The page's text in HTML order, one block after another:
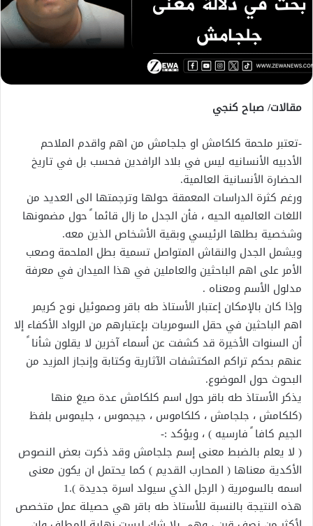
مقالات/ صباح كنجي
-تعتبر ملحمة كلكامش او جلجامش من اهم واقدم الملاحم
الأدبيه الأنسانيه ليس في بلاد الرافدين فحسب بل في تاريخ
الحضارة الأنسانية العالمية.
ورغم كثرة الدراسات المعمقة حولها وترجمتها الى العديد من
اللغات العالميه الحيه ، فأن الجدل ما زال قائما ً حول مضمونها
وشخصية بطلها الرئيسي وبقية الأشخاص الذين معه.
ويشمل الجدل والنقاش المتواصل تسمية بطل الملحمة وصعب
الأمر على اهم الباحثين والعاملين في هذا الميدان في معرفة
مدلول الأسم ومعناه .
وإذا كان بالإمكان إعتبار الأستاذ طه باقر وصموئيل نوح كريمر
اهم الباحثين في حقل السومريات بإعتبارهم من الرواد الأكفاء إلا
أن السنوات الأخيرة قد كشفت عن أسماء آخرين لا يقلون شأنا ً
عنهم بحكم تراكم المكتشفات الآثارية وكتابة وإنجاز المزيد من
البحوث حول الموضوع.
يذكر الأستاذ طه باقر حول اسم كلكامش عدة صيغ منها
(كلكامش ، جلجامش ، كلكاموس ، جيجموس ، جليموس بلفظ
الجيم كافا ً فارسيه ) ، ويؤكد :-
( لا يعلم بالضبط معنى إسم جلجامش وقد ذكرت بعض النصوص
الأكدية معناها ( المحارب القديم ) كما يحتمل ان يكون معنى
اسمه بالسومرية ( الرجل الذي سيولد اسرة جديدة ).1
هذه النتيجة بالنسبة للأستاذ طه باقر هي حصيلة عمل متخصص